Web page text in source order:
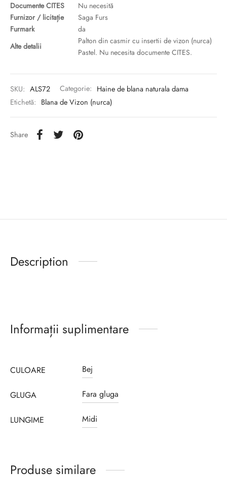
Documente CITES
Nu necesită
Furnizor / licitație
Saga Furs
Furmark
da
Alte detalii
Palton din casmir cu insertii de vizon (nurca)
Pastel. Nu necesita documente CITES.
SKU: ALS72 Categorie: Haine de blana naturala dama
Etichetă: Blana de Vizon (nurca)
Share
Description
Informații suplimentare
CULOARE Bej
GLUGA Fara gluga
LUNGIME Midi
Produse similare